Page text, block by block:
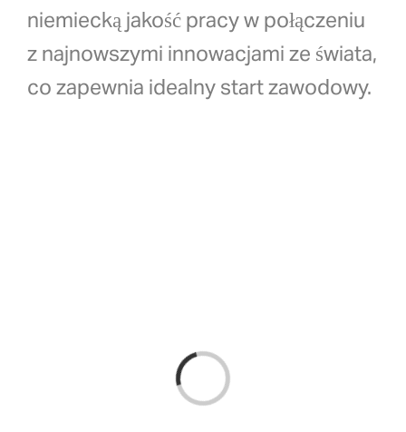
niemiecką jakość pracy w połączeniu
z najnowszymi innowacjami ze świata,
co zapewnia idealny start zawodowy.
Loading...